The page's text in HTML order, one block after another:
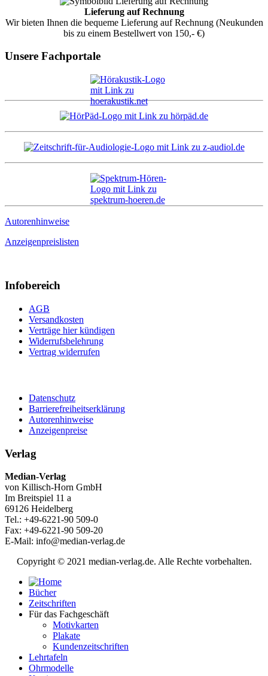
Lieferung auf Rechnung
Wir bieten Ihnen die bequeme Lieferung auf Rechnung (Neukunden
bis zu einem Bestellwert von 150,- €)
Unsere Fachportale
Autorenhinweise
Anzeigenpreislisten
Infobereich
AGB
Versandkosten
Verträge hier kündigen
Widerrufsbelehrung
Vertrag widerrufen
Datenschutz
Barrierefreiheitserklärung
Autorenhinweise
Anzeigenpreise
Verlag
Median-Verlag
von Killisch-Horn GmbH
Im Breitspiel 11 a
69126 Heidelberg
Tel.: +49-6221-90 509-0
Fax: +49-6221-90 509-20
E-Mail: info@median-verlag.de
Copyright © 2021 median-verlag.de. Alle Rechte vorbehalten.
Bücher
Zeitschriften
Für das Fachgeschäft
Motivkarten
Plakate
Kundenzeitschriften
Lehrtafeln
Ohrmodelle